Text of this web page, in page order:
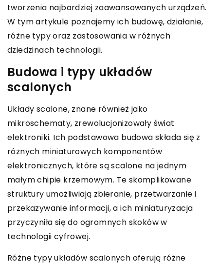
tworzenia najbardziej zaawansowanych urządzeń.
W tym artykule poznajemy ich budowę, działanie,
różne typy oraz zastosowania w różnych
dziedzinach technologii.
Budowa i typy układów
scalonych
Układy scalone, znane również jako
mikroschematy, zrewolucjonizowały świat
elektroniki. Ich podstawowa budowa składa się z
różnych miniaturowych komponentów
elektronicznych, które są scalone na jednym
małym chipie krzemowym. Te skomplikowane
struktury umożliwiają zbieranie, przetwarzanie i
przekazywanie informacji, a ich miniaturyzacja
przyczyniła się do ogromnych skoków w
technologii cyfrowej.
Różne typy układów scalonych oferują różne